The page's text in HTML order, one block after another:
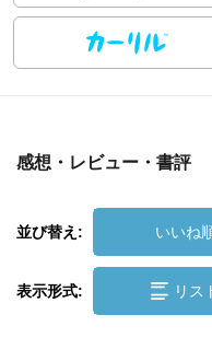
感想・レビュー・書評
並び替え: いいね
表示形式: リス